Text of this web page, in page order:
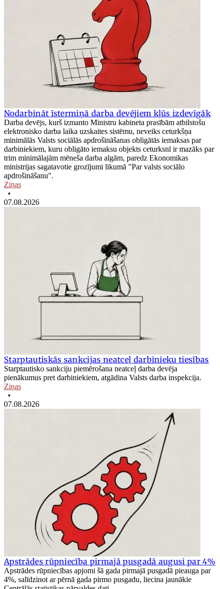
Nodarbināt īstermiņā darba devējiem kļūs izdevīgāk
Darba devējs, kurš izmanto Ministru kabineta prasībām atbilstošu
elektronisko darba laika uzskaites sistēmu, neveiks ceturkšņa
minimālās Valsts sociālās apdrošināšanas obligātās iemaksas par
darbiniekiem, kuru obligāto iemaksu objekts ceturksnī ir mazāks par
trim minimālajām mēneša darba algām, paredz Ekonomikas
ministrijas sagatavotie grozījumi likumā "Par valsts sociālo
apdrošināšanu".
Ziņas
•
07.08.2026
Starptautiskās sankcijas neatceļ darbinieku tiesības
Starptautisko sankciju piemērošana neatceļ darba devēja
pienākumus pret darbiniekiem, atgādina Valsts darba inspekcija.
Ziņas
•
07.08.2026
Apstrādes rūpniecība pirmajā pusgadā augusi par 4%
Apstrādes rūpniecības apjomi šā gada pirmajā pusgadā pieauga par
4%, salīdzinot ar pērnā gada pirmo pusgadu, liecina jaunākie